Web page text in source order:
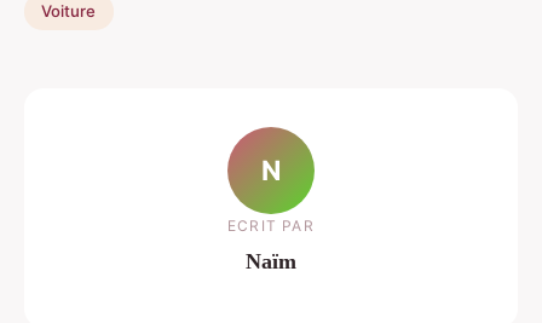
Voiture
N
ECRIT PAR
Naïm